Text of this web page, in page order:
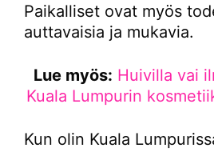
Paikalliset ovat myös
auttavaisia ja mukavia.
Lue myös: Huivilla vai
Kuala Lumpurin
Kun olin Kuala